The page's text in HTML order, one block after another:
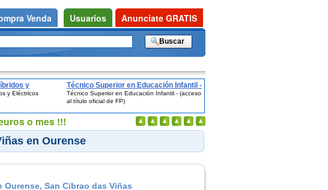
y
y Eléctricos
Técnico Superior en Educación Infantil -
(acceso al título oficial de FP)
Técnico Superior en Educación Infantil - (acceso
al título oficial de FP)
en Ourense
San Cibrao das Viñas
Venda Usuarios Anunciate GRATIS
o mes !!!